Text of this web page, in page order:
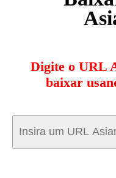
Digite o URL
baixar